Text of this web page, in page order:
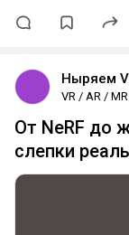
Ныряем
VR / AR / MR
От NeRF до
слепки